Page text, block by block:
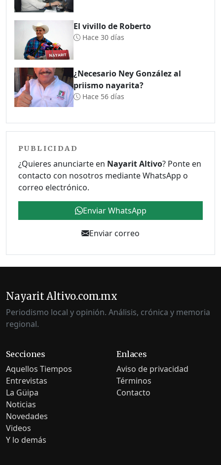
El vivillo de Roberto
Hace 30 días
¿Necesario Ney González al
priismo nayarita?
Hace 56 días
PUBLICIDAD
¿Quieres anunciarte en Nayarit Altivo? Ponte en
contacto con nosotros mediante WhatsApp o
correo electrónico.
Enviar WhatsApp
Enviar correo
Nayarit Altivo.com.mx
Periodismo local y opinión. Análisis, crónica y memoria
regional.
Secciones
Aquellos Tiempos
Entrevistas
La Güipa
Noticias
Novedades
Videos
Y lo demás
Enlaces
Aviso de privacidad
Términos
Contacto